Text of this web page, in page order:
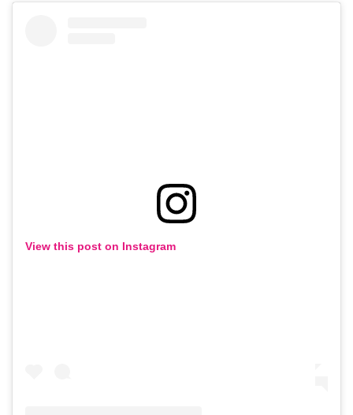
View this post on Instagram